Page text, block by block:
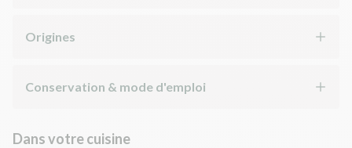
Origines
Conservation & mode d'emploi
Dans votre cuisine